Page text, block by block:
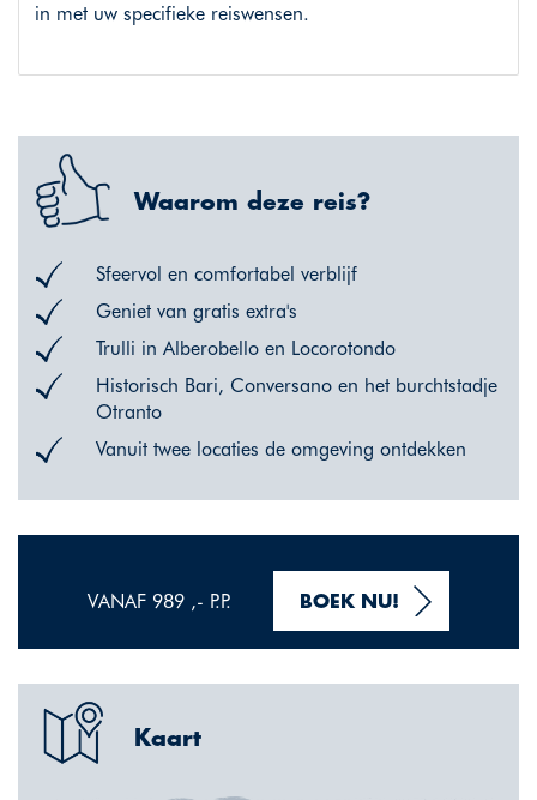
in met uw specifieke reiswensen.
Waarom deze reis?
Sfeervol en comfortabel verblijf
Geniet van gratis extra's
Trulli in Alberobello en Locorotondo
Historisch Bari, Conversano en het burchtstadje
Otranto
Vanuit twee locaties de omgeving ontdekken
VANAF 989 ,- P.P. BOEK NU!
Kaart